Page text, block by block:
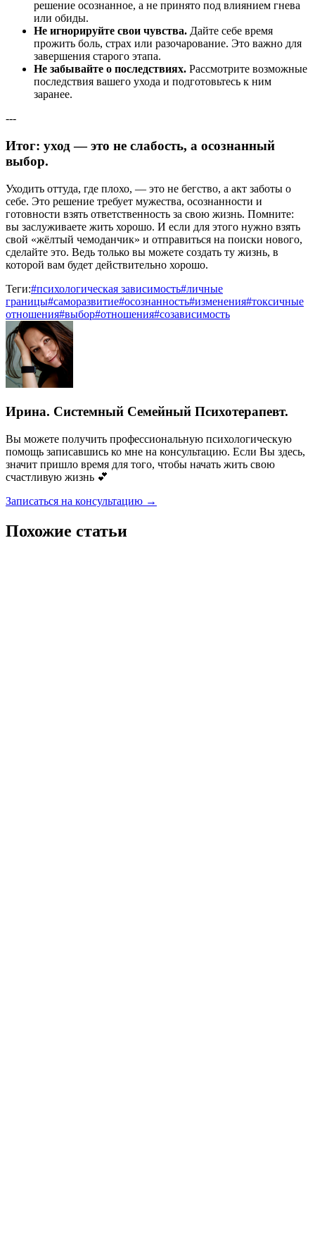
решение осознанное, а не принято под влиянием гнева
или обиды.
Не игнорируйте свои чувства. Дайте себе время
прожить боль, страх или разочарование. Это важно для
завершения старого этапа.
Не забывайте о последствиях. Рассмотрите возможные
последствия вашего ухода и подготовьтесь к ним
заранее.
---
Итог: уход — это не слабость, а осознанный
выбор.
Уходить оттуда, где плохо, — это не бегство, а акт заботы о
себе. Это решение требует мужества, осознанности и
готовности взять ответственность за свою жизнь. Помните:
вы заслуживаете жить хорошо. И если для этого нужно взять
свой «жёлтый чемоданчик» и отправиться на поиски нового,
сделайте это. Ведь только вы можете создать ту жизнь, в
которой вам будет действительно хорошо.
Теги:#психологическая зависимость#личные
границы#саморазвитие#осознанность#изменения#токсичные
отношения#выбор#отношения#созависимость
Ирина. Системный Семейный Психотерапевт.
Вы можете получить профессиональную психологическую
помощь записавшись ко мне на консультацию. Если Вы здесь,
значит пришло время для того, чтобы начать жить свою
счастливую жизнь 💕
Записаться на консультацию →
Похожие статьи